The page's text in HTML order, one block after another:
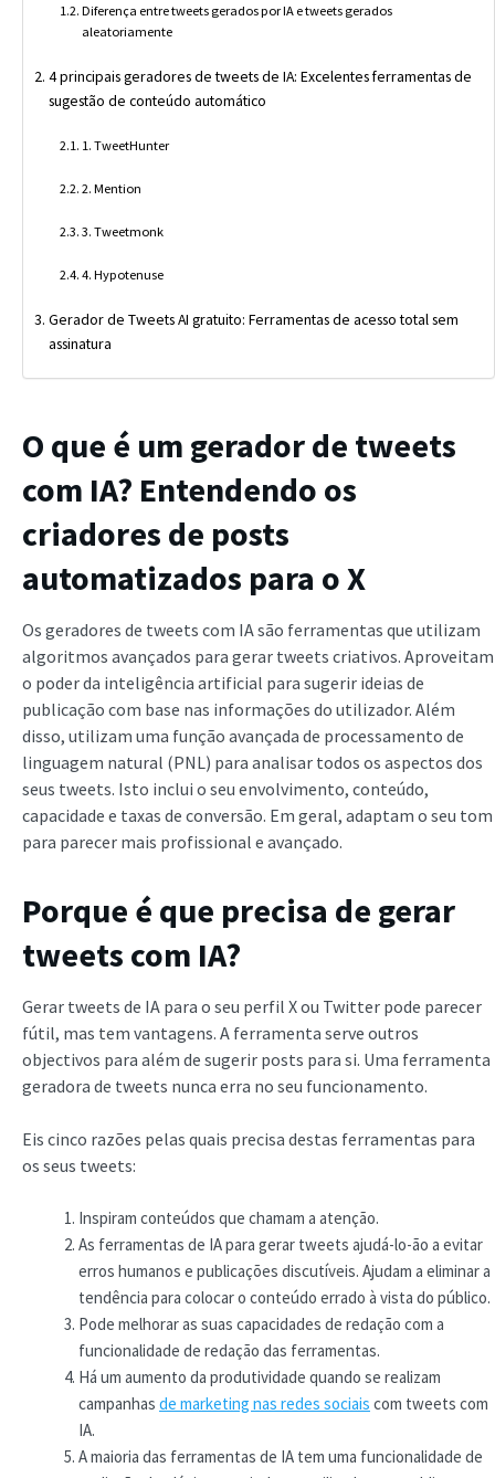
Diferença entre tweets gerados por IA e tweets gerados
aleatoriamente
4 principais geradores de tweets de IA: Excelentes ferramentas de
sugestão de conteúdo automático
1. TweetHunter
2. Mention
3. Tweetmonk
4. Hypotenuse
Gerador de Tweets AI gratuito: Ferramentas de acesso total sem
assinatura
O que é um gerador de tweets
com IA? Entendendo os
criadores de posts
automatizados para o X
Os geradores de tweets com IA são ferramentas que utilizam
algoritmos avançados para gerar tweets criativos. Aproveitam
o poder da inteligência artificial para sugerir ideias de
publicação com base nas informações do utilizador. Além
disso, utilizam uma função avançada de processamento de
linguagem natural (PNL) para analisar todos os aspectos dos
seus tweets. Isto inclui o seu envolvimento, conteúdo,
capacidade e taxas de conversão. Em geral, adaptam o seu tom
para parecer mais profissional e avançado.
Porque é que precisa de gerar
tweets com IA?
Gerar tweets de IA para o seu perfil X ou Twitter pode parecer
fútil, mas tem vantagens. A ferramenta serve outros
objectivos para além de sugerir posts para si. Uma ferramenta
geradora de tweets nunca erra no seu funcionamento.
Eis cinco razões pelas quais precisa destas ferramentas para
os seus tweets:
Inspiram conteúdos que chamam a atenção.
As ferramentas de IA para gerar tweets ajudá-lo-ão a evitar
erros humanos e publicações discutíveis. Ajudam a eliminar a
tendência para colocar o conteúdo errado à vista do público.
Pode melhorar as suas capacidades de redação com a
funcionalidade de redação das ferramentas.
Há um aumento da produtividade quando se realizam
campanhas de marketing nas redes sociais com tweets com
IA.
A maioria das ferramentas de IA tem uma funcionalidade de